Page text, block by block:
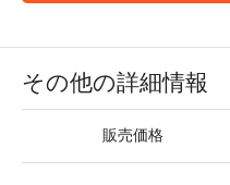
その他の詳細情報
販売価格